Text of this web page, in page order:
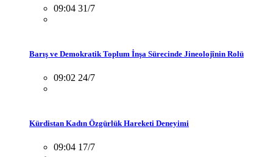
09:04 31/7
Barış ve Demokratik Toplum İnşa Sürecinde Jineolojînin Rolü
09:02 24/7
Kürdistan Kadın Özgürlük Hareketi Deneyimi
09:04 17/7